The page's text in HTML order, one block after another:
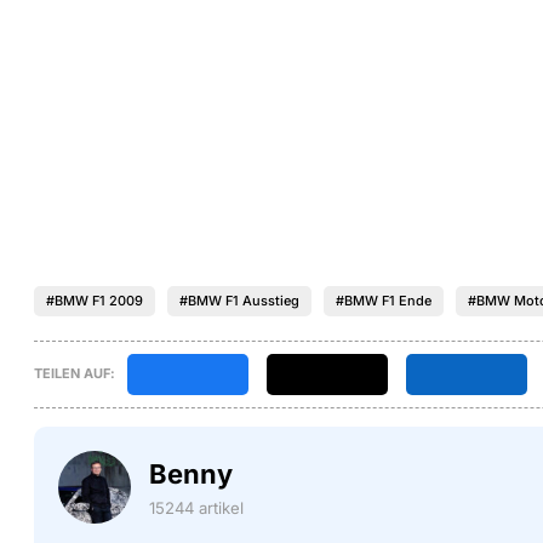
#BMW F1 2009 #BMW F1 Ausstieg #BMW F1 Ende #BMW
TEILEN AUF:
Benny
15244 artikel